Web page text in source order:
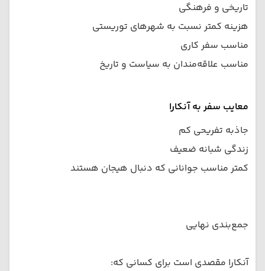
تاریخی و فرهنگی
هزینه کمتر نسبت به شهرهای توریستی
مناسب سفر کاری
مناسب علاقه‌مندان به سیاست و تاریخ
معایب سفر به آنکارا
جاذبه تفریحی کم
زندگی شبانه ضعیف
کمتر مناسب جوانانی که دنبال هیجان هستند
جمع‌بندی نهایی
آنکارا مقصدی است برای کسانی که: